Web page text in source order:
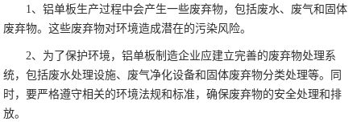
1、铝单板生产过程中会产生一些废弃物，包括废水、废气和固体
废弃物。这些废弃物对环境造成潜在的污染风险。
2、为了保护环境，铝单板制造企业应建立完善的废弃物处理系
统，包括废水处理设施、废气净化设备和固体废弃物分类处理等。同
时，要严格遵守相关的环境法规和标准，确保废弃物的安全处理和排
放。